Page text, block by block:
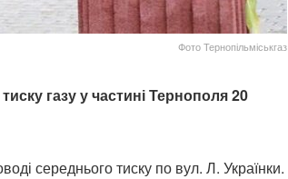
Фото Тернопільміськгаз
газу у частині Тернополя 20
середнього тиску по вул. Л. Українки.